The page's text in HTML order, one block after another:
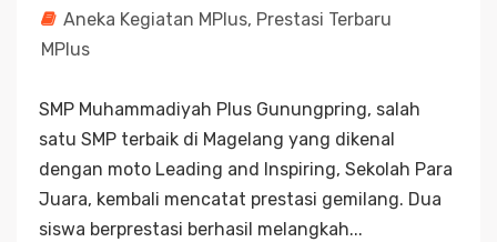
Aneka Kegiatan MPlus, Prestasi Terbaru
MPlus
SMP Muhammadiyah Plus Gunungpring, salah
satu SMP terbaik di Magelang yang dikenal
dengan moto Leading and Inspiring, Sekolah Para
Juara, kembali mencatat prestasi gemilang. Dua
siswa berprestasi berhasil melangkah...